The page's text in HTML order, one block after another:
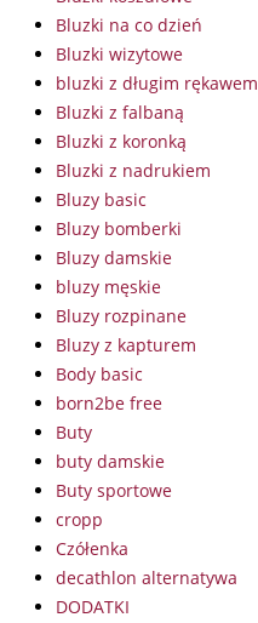
Bluzki na co dzień
Bluzki wizytowe
bluzki z długim rękawem
Bluzki z falbaną
Bluzki z koronką
Bluzki z nadrukiem
Bluzy basic
Bluzy bomberki
Bluzy damskie
bluzy męskie
Bluzy rozpinane
Bluzy z kapturem
Body basic
born2be free
Buty
buty damskie
Buty sportowe
cropp
Czółenka
decathlon alternatywa
DODATKI